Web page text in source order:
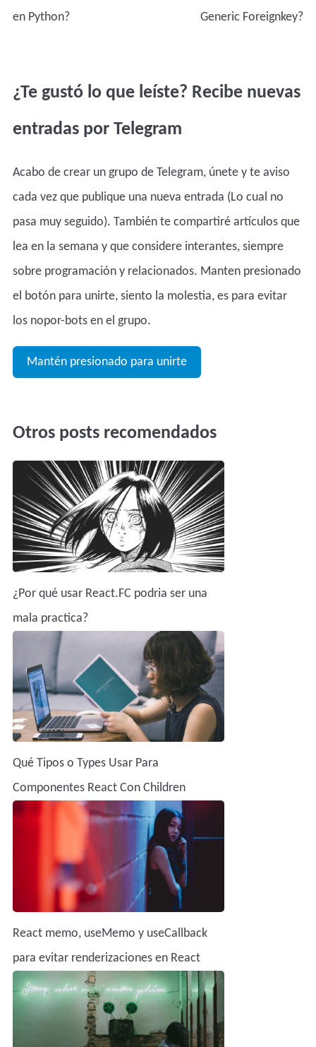
en Python? Generic Foreignkey?
¿Te gustó lo que leíste? Recibe nuevas
entradas por Telegram
Acabo de crear un grupo de Telegram, únete y te aviso
cada vez que publique una nueva entrada (Lo cual no
pasa muy seguido). También te compartiré artículos que
lea en la semana y que considere interantes, siempre
sobre programación y relacionados. Manten presionado
el botón para unirte, siento la molestia, es para evitar
los nopor-bots en el grupo.
Mantén presionado para unirte
Otros posts recomendados
¿Por qué usar React.FC podria ser una
mala practica?
Qué Tipos o Types Usar Para
Componentes React Con Children
React memo, useMemo y useCallback
para evitar renderizaciones en React